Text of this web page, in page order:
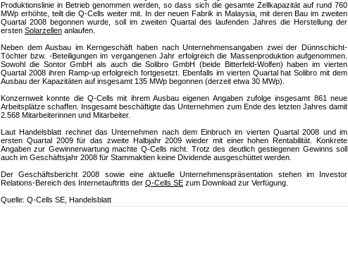
Produktionslinie in Betrieb genommen werden, so dass sich die gesamte Zellkapazität auf rund 760
MWp erhöhte, teilt die Q-Cells weiter mit. In der neuen Fabrik in Malaysia, mit deren Bau im zweiten
Quartal 2008 begonnen wurde, soll im zweiten Quartal des laufenden Jahres die Herstellung der
ersten Solarzellen anlaufen.
Neben dem Ausbau im Kerngeschäft haben nach Unternehmensangaben zwei der Dünnschicht-
Töchter bzw. -Beteiligungen im vergangenen Jahr erfolgreich die Massenproduktion aufgenommen.
Sowohl die Sontor GmbH als auch die Solibro GmbH (beide Bitterfeld-Wolfen) haben im vierten
Quartal 2008 ihren Ramp-up erfolgreich fortgesetzt. Ebenfalls im vierten Quartal hat Solibro mit dem
Ausbau der Kapazitäten auf insgesamt 135 MWp begonnen (derzeit etwa 30 MWp).
Konzernweit konnte die Q-Cells mit ihrem Ausbau eigenen Angaben zufolge insgesamt 861 neue
Arbeitsplätze schaffen. Insgesamt beschäftigte das Unternehmen zum Ende des letzten Jahres damit
2.568 Mitarbeiterinnen und Mitarbeiter.
Laut Handelsblatt rechnet das Unternehmen nach dem Einbruch im vierten Quartal 2008 und im
ersten Quartal 2009 für das zweite Halbjahr 2009 wieder mit einer hohen Rentabilität. Konkrete
Angaben zur Gewinnerwartung machte Q-Cells nicht. Trotz des deutlich gestiegenen Gewinns soll
auch im Geschäftsjahr 2008 für Stammaktien keine Dividende ausgeschüttet werden.
Der Geschäftsbericht 2008 sowie eine aktuelle Unternehmenspräsentation stehen im Investor
Relations-Bereich des Internetauftritts der Q-Cells SE zum Download zur Verfügung.
Quelle: Q-Cells SE, Handelsblatt